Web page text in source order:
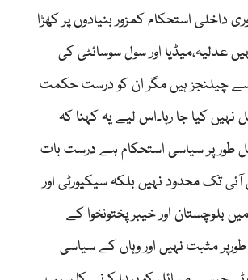
داخلی استحکام کمزور بنیادوں پر کھڑا
اور سول سوسائٹی کی
چیلنجز ہیں مگر ان کو درست حکمت
کیا جا رہا۔اس لیے یہ کہنا کہ
پر سیاسی استحکام ہے درست بات
تک محدود نہیں بلکہ سیکیورٹی اور
بلوچستان اور خیبر پختونخوا کے
مثبت نہیں اور وہاں کے سیاسی